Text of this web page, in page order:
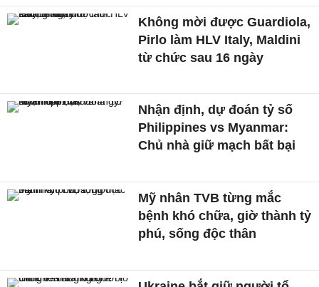
Không mời được Guardiola,
Pirlo làm HLV Italy, Maldini
từ chức sau 16 ngày
Nhận định, dự đoán tỷ số
Philippines vs Myanmar:
Chủ nhà giữ mạch bất bại
Mỹ nhân TVB từng mắc
bệnh khó chữa, giờ thành tỷ
phú, sống độc thân